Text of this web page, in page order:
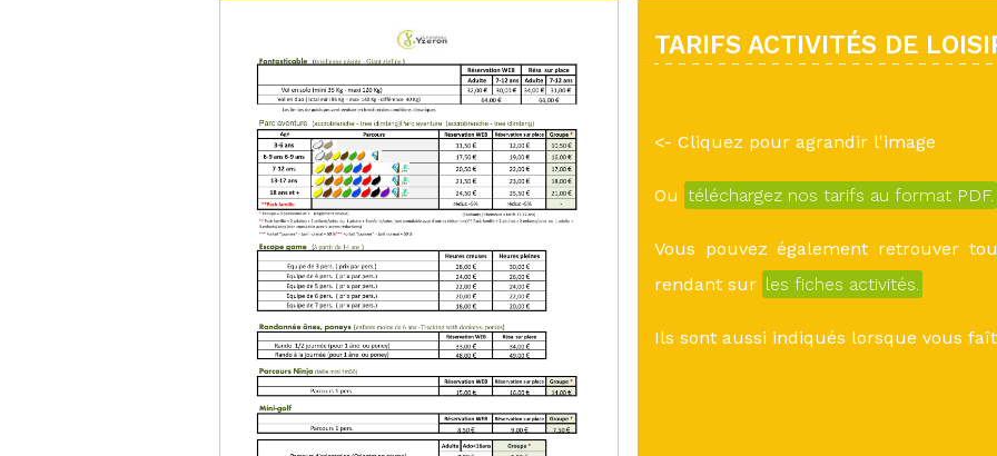
TARIFS ACTIVITÉS DE
<- Cliquez pour agrandir l'image
Ou téléchargez nos tarifs au format PDF.
Vous pouvez également retrouver
rendant sur les fiches activités.
Ils sont aussi indiqués lorsque vous